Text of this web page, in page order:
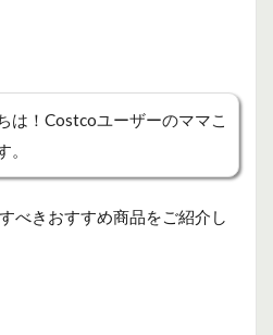
は！Costcoユーザーのママこ
。
べきおすすめ商品をご紹介し